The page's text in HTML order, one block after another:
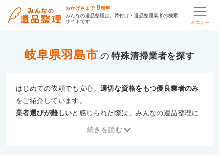
おかげさまで 8周年
みんなの遺品整理は、片付け・遺品整理業者の検索
サイトです
メニュー
岐阜県羽島市 の 特殊清掃
はじめての依頼でも安心。適切な資格をもつ優良業者のみ
をご紹介しています。
業者選びが難しいと感じられた際は、みんなの遺品整理に
続きを読む